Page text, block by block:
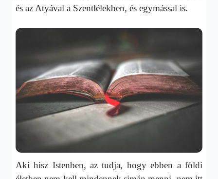
és az Atyával a Szentlélekben, és egymással is.
Aki hisz Istenben, az tudja, hogy ebben a földi